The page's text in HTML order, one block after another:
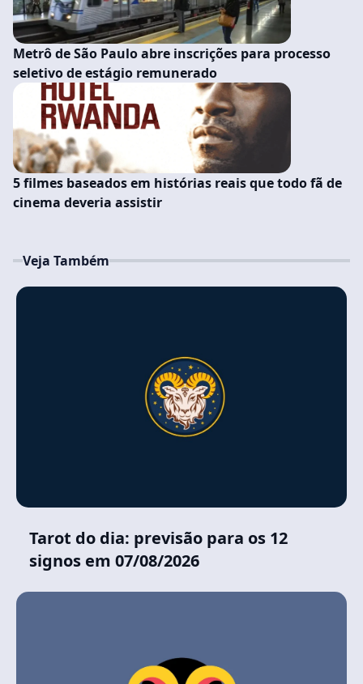
Metrô de São Paulo abre inscrições para processo
seletivo de estágio remunerado
5 filmes baseados em histórias reais que todo fã de
cinema deveria assistir
Veja Também
Tarot do dia: previsão para os 12
signos em 07/08/2026